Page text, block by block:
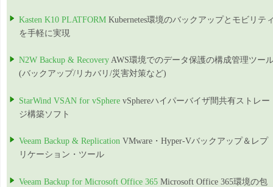
Kasten K10 PLATFORM Kubernetes環境のバックアップとモビリテ
を手軽に実現
N2W Backup & Recovery AWS環境でのデータ保護の構成管理ツー
(バックアップ/リカバリ/災害対策など)
StarWind VSAN for vSphere vSphereハイパーバイザ間共有ストレー
ジ構築ソフト
Veeam Backup & Replication VMware・Hyper-Vバックアップ＆レプ
リケーション・ツール
Veeam Backup for Microsoft Office 365 Microsoft Office 365環境の包